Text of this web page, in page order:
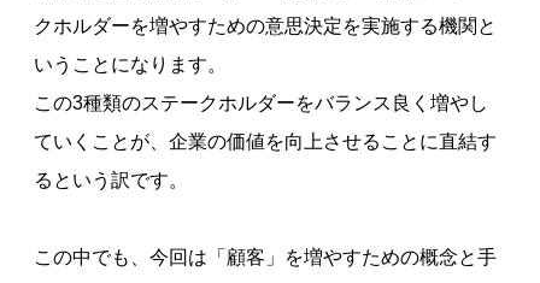
クホルダーを増やすための意思決定を実施する機関と
いうことになります。
この3種類のステークホルダーをバランス良く増やし
ていくことが、企業の価値を向上させることに直結す
るという訳です。
この中でも、今回は「顧客」を増やすための概念と手